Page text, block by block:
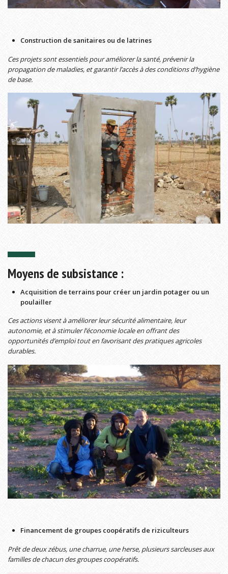
Construction de sanitaires ou de latrines
Ces projets sont essentiels pour améliorer la santé, prévenir la
propagation de maladies, et garantir l’accès à des conditions d’hygiène
de base.
Moyens de subsistance :
Acquisition de terrains pour créer un jardin potager ou un
poulailler
Ces actions visent à améliorer leur sécurité alimentaire, leur
autonomie, et à stimuler l’économie locale en offrant des
opportunités d’emploi tout en favorisant des pratiques agricoles
durables.
Financement de groupes coopératifs de riziculteurs
Prêt de deux zébus, une charrue, une herse, plusieurs sarcleuses aux
familles de chacun des groupes coopératifs.